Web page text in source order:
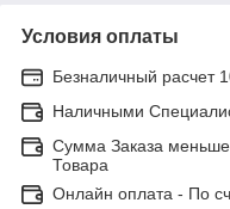
Условия оплаты
Безналичный расчет
Наличными
Сумма Заказа меньше
Товара
Онлайн оплата - По